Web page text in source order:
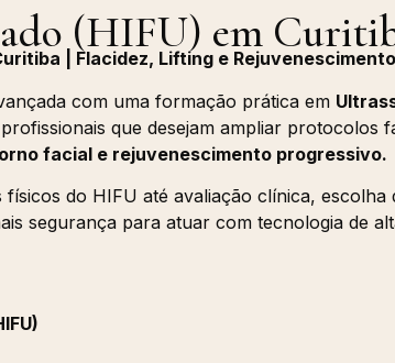
(HIFU) em
| Flacidez, Lifting e
com uma formação prática em
que desejam ampliar protocolos
facial e rejuvenescimento progressivo.
do HIFU até avaliação clínica, escolha
segurança para atuar com tecnologia de